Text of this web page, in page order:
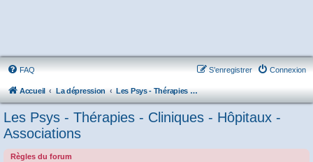
FAQ Connexion
S’enregistrer
Accueil La dépression Les Psys - Thérapies - Cliniques - Hôpitaux - Associations
Les Psys - Thérapies - Cliniques - Hôpitaux -
Associations
Règles du forum